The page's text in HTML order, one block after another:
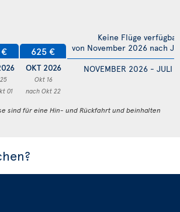
01
625 €
OKT 2026
Okt 16
nach Okt 22
NOVEMBER 2026 - JULI
Keine Flüge verfügbar
von November 2026 nach
sind für eine Hin- und Rückfahrt und beinhalten